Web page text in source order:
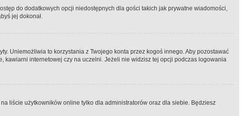
do dodatkowych opcji niedostępnych dla gości takich jak prywatne wiadomości,
jej dokonał.
Uniemożliwia to korzystania z Twojego konta przez kogoś innego. Aby pozostawać
kawiarni internetowej czy na uczelni. Jeżeli nie widzisz tej opcji podczas logowania
liście użytkowników online tylko dla administratorów oraz dla siebie. Będziesz